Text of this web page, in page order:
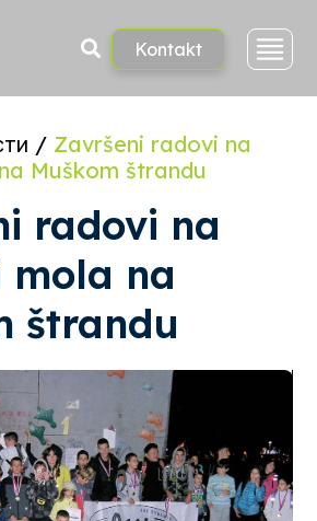
Kontakt
/ Završeni radovi na
Muškom štrandu
radovi na
mola na
štrandu